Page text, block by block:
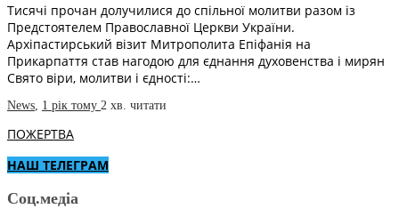
Тисячі прочан долучилися до спільної молитви разом із
Предстоятелем Православної Церкви України.
Архіпастирський візит Митрополита Епіфанія на
Прикарпаття став нагодою для єднання духовенства і мирян
Свято віри, молитви і єдності:…
News 1 рік тому 2 хв. читати
ПОЖЕРТВА
НАШ ТЕЛЕГРАМ
Соц.медіа